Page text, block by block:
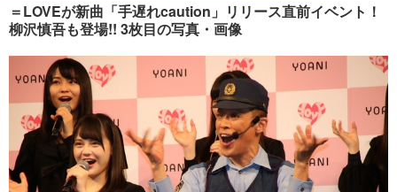
音楽 スポーツ
ショッピング
ペット ショッピング
その他
プッシュ通知の停止方法
＝LOVEが新曲「手遅れcaution」リリース直前イベント！
柳沢慎吾も登場!! 3枚目の写真・画像